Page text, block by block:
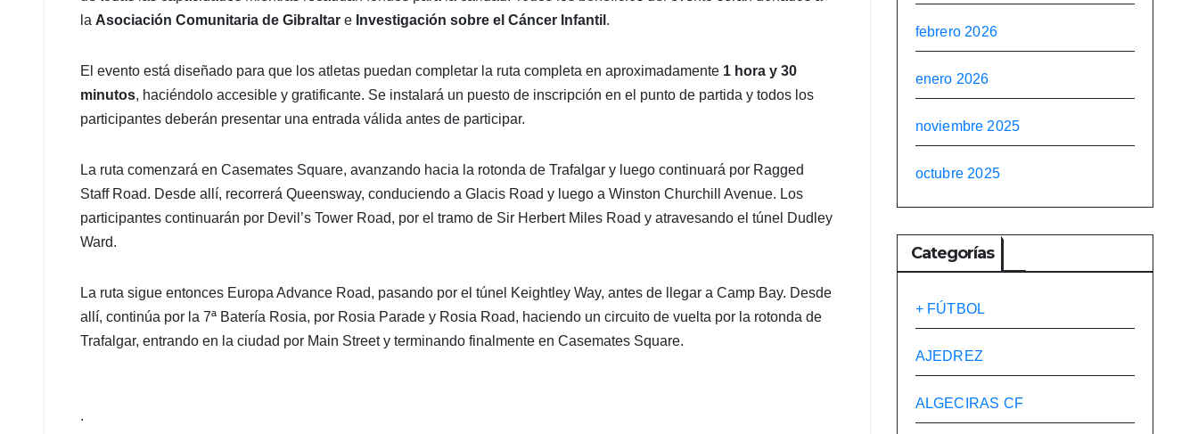
la Asociación Comunitaria de Gibraltar e Investigación sobre el Cáncer Infantil .
El evento está diseñado para que los atletas puedan completar la ruta completa en aproximadamente 1 hora y 30
minutos, haciéndolo accesible y gratificante. Se instalará un puesto de inscripción en el punto de partida y todos los
participantes deberán presentar una entrada válida antes de participar.
La ruta comenzará en Casemates Square, avanzando hacia la rotonda de Trafalgar y luego continuará por Ragged
Staff Road. Desde allí, recorrerá Queensway, conduciendo a Glacis Road y luego a Winston Churchill Avenue. Los
participantes continuarán por Devil’s Tower Road, por el tramo de Sir Herbert Miles Road y atravesando el túnel Dudley
Ward.
La ruta sigue entonces Europa Advance Road, pasando por el túnel Keightley Way, antes de llegar a Camp Bay. Desde
allí, continúa por la 7ª Batería Rosia, por Rosia Parade y Rosia Road, haciendo un circuito de vuelta por la rotonda de
Trafalgar, entrando en la ciudad por Main Street y terminando finalmente en Casemates Square.
.
febrero 2026
enero 2026
noviembre 2025
octubre 2025
Categorías
+ FÚTBOL
AJEDREZ
ALGECIRAS CF